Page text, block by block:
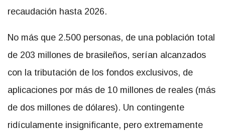
recaudación hasta 2026.
No más que 2.500 personas, de una población total
de 203 millones de brasileños, serían alcanzados
con la tributación de los fondos exclusivos, de
aplicaciones por más de 10 millones de reales (más
de dos millones de dólares). Un contingente
ridículamente insignificante, pero extremamente